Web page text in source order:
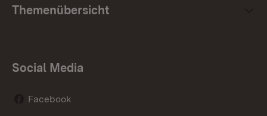
Themenübersicht
Social Media
Facebook